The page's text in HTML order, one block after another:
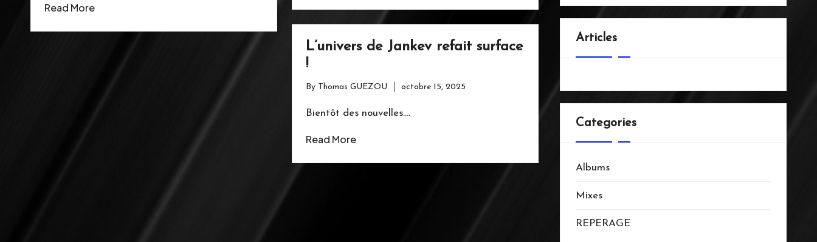
Read More
L’univers de Jankev refait surface
!
Posted
by
By Thomas GUEZOU octobre 15, 2025
Bientôt des nouvelles....
Read More
Articles
Categories
Albums
Mixes
REPERAGE